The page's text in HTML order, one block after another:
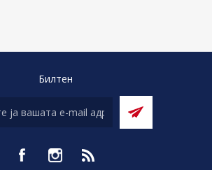
Билтен